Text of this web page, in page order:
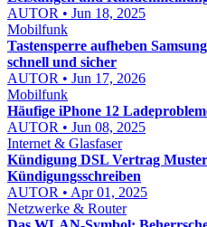
AUTOR • Jun 18, 2025
Mobilfunk
Tastensperre aufheben
schnell und sicher
AUTOR • Jun 17, 2026
Mobilfunk
Häufige iPhone 12
AUTOR • Jun 08, 2025
Internet & Glasfaser
Kündigung DSL Vertrag
Kündigungsschreiben
AUTOR • Apr 01, 2025
Netzwerke & Router